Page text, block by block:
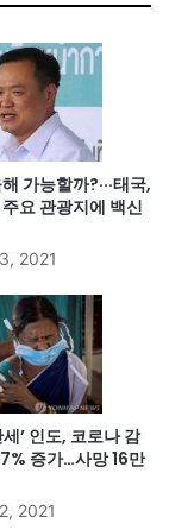
가능할까?···태국,
요 관광지에 백신
2021
’ 인도, 코로나 감
증가…사망 16만
2021